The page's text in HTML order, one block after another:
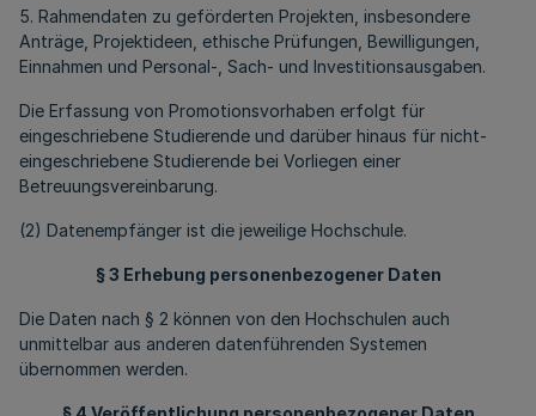
5. Rahmendaten zu geförderten Projekten, insbesondere
Anträge, Projektideen, ethische Prüfungen, Bewilligungen,
Einnahmen und Personal-, Sach- und Investitionsausgaben.
Die Erfassung von Promotionsvorhaben erfolgt für
eingeschriebene Studierende und darüber hinaus für nicht-
eingeschriebene Studierende bei Vorliegen einer
Betreuungsvereinbarung.
(2) Datenempfänger ist die jeweilige Hochschule.
§ 3 Erhebung personenbezogener Daten
Die Daten nach § 2 können von den Hochschulen auch
unmittelbar aus anderen datenführenden Systemen
übernommen werden.